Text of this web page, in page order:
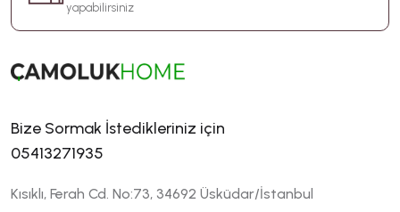
yapabilirsiniz
Bize Sormak İstedikleriniz için
05413271935
Kısıklı, Ferah Cd. No:73, 34692 Üsküdar/İstanbul